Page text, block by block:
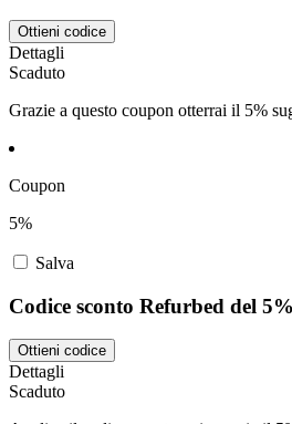
Ottieni codice
Dettagli
Scaduto
Grazie a questo coupon otterrai il 5%
Coupon
5%
Salva
Codice sconto Refurbed del 5%
Ottieni codice
Dettagli
Scaduto